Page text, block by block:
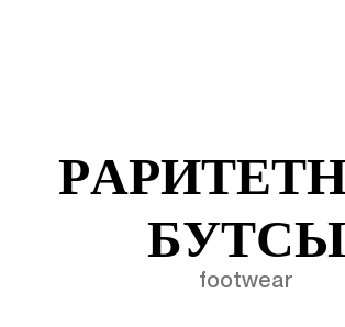
РАРИТЕТ
БУТСЫ
footwear